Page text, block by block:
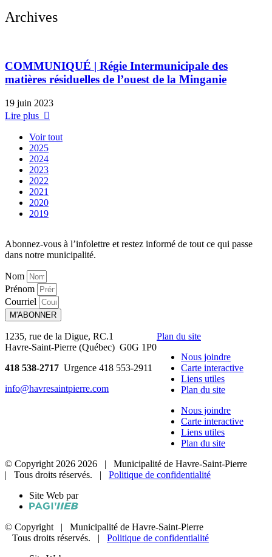
Archives
COMMUNIQUÉ | Régie Intermunicipale des
matières résiduelles de l’ouest de la Minganie
19 juin 2023
Lire plus
Voir tout
2025
2024
2023
2022
2021
2020
2019
Abonnez-vous à l’infolettre et restez informé de tout ce qui passe
dans notre municipalité.
Nom
Prénom
Courriel
M'ABONNER
1235, rue de la Digue, RC.1
Havre-Saint-Pierre (Québec) G0G 1P0
418 538-2717 Urgence 418 553-2911
info@havresaintpierre.com
Plan du site
Nous joindre
Carte interactive
Liens utiles
Plan du site
Nous joindre
Carte interactive
Liens utiles
Plan du site
© Copyright 2026 2026 | Municipalité de Havre-Saint-Pierre
| Tous droits réservés. | Politique de confidentialité
Site Web par
© Copyright
| Municipalité de Havre-Saint-Pierre
Tous droits réservés. | Politique de confidentialité